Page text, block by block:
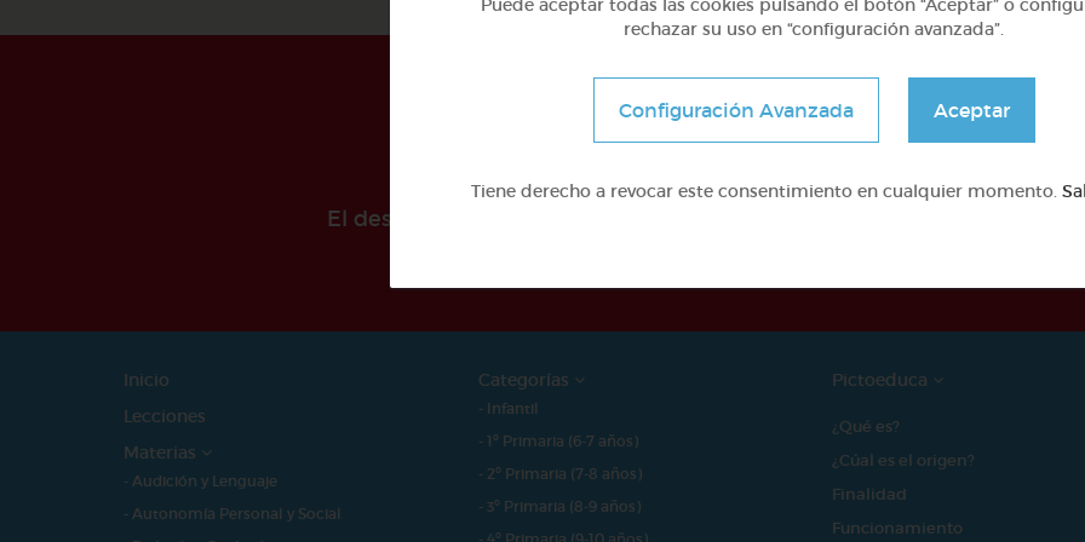
El desarollo de este proyecto ha sido posible gracias al mecenazgo
Inicio
Lecciones
Materias
- Audición y Lenguaje
- Autonomía Personal y Social
Categorías
- Infantil
- 1º Primaria (6-7 años)
- 2º Primaria (7-8 años)
- 3º Primaria (8-9 años)
Pictoeduca
¿Qué es?
¿Cúal es el origen?
Finalidad
Funcionamiento
Puede aceptar todas las cookies pulsando el botón “Aceptar” o
rechazar su uso en “configuración avanzada”.
Configuración Avanzada Aceptar
Tiene derecho a revocar este consentimiento en cualquier momento.